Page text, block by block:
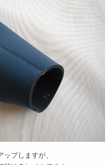
プしますが、